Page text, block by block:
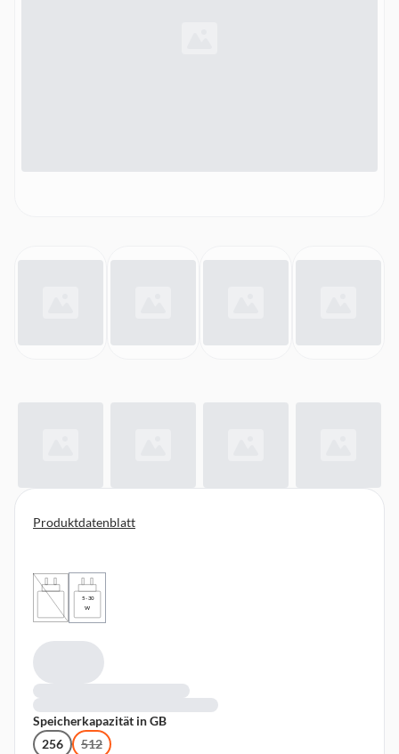
Produktdatenblatt
5 - 30
W
Speicherkapazität in GB
256
512